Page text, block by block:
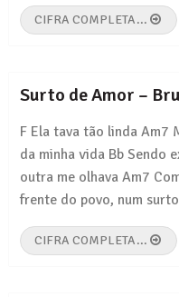
CIFRA COMPLETA...
Surto de Amor –
F Ela tava tão linda Am7
da minha vida Bb Sendo
outra me olhava Am7
frente do povo, num
CIFRA COMPLETA...